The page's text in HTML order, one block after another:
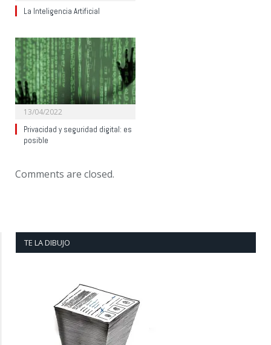
La Inteligencia Artificial
13/04/2022
Privacidad y seguridad digital: es
posible
Comments are closed.
TE LA DIBUJO